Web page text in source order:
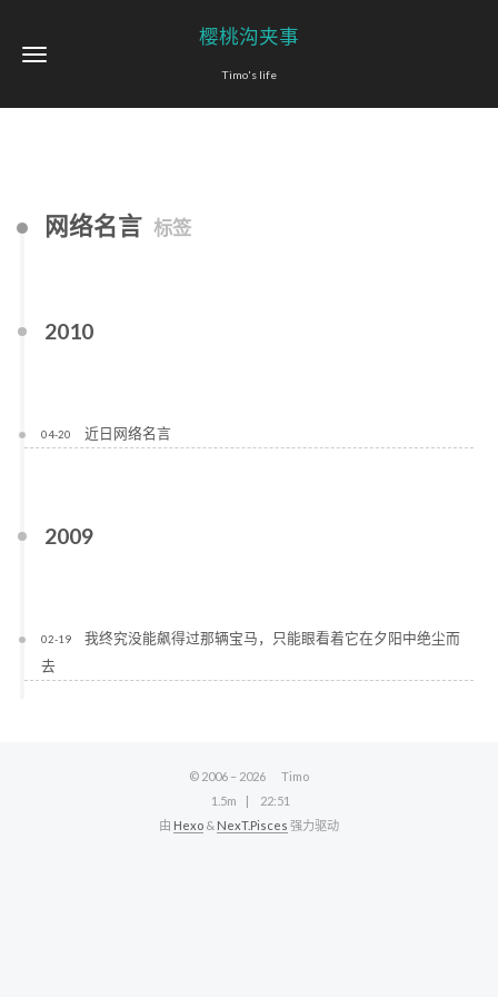
樱桃沟夹事
Timo's life
网络名言 标签
2010
04-20 近日网络名言
2009
02-19
我终究没能飙得过那辆宝马，只能眼看着它在夕阳中绝尘而
去
© 2006 – 2026
Timo
1.5m
22:51
由 Hexo & NexT.Pisces 强力驱动